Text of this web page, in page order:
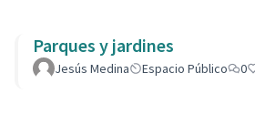
Parques y jardines
Jesús Medina Espacio Público 0